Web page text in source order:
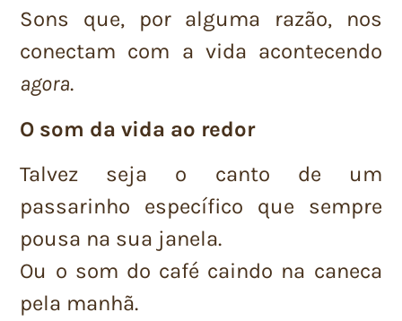
Sons que, por alguma razão, nos
conectam com a vida acontecendo
agora.
O som da vida ao redor
Talvez seja o canto de um
passarinho específico que sempre
pousa na sua janela.
Ou o som do café caindo na caneca
pela manhã.